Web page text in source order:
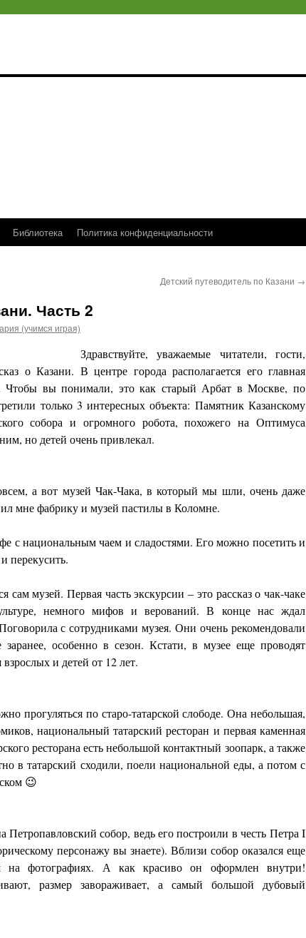
Библиотека Политика конфиденциальности
Детский путеводитель по Казани →
Часть 2
(учимся играя)
Здравствуйте, уважаемые читатели, гости,
о Казани. В центре города располагается его главная
Чтобы вы понимали, это как старый Арбат в Москве, по
только 3 интересных объекта: Памятник Казанскому
собора и огромного робота, похожего на Оптимуса
но детей очень привлекал.
а вот музей Чак-Чака, в который мы шли, очень даже
мне фабрику и музей пастилы в Коломне.
с национальным чаем и сладостями. Его можно посетить и
перекусить.
сам музей. Первая часть экскурсии – это рассказ о чак-чаке
немного мифов и верований. В конце нас ждал
с сотрудниками музея. Они очень рекомендовали
заранее, особенно в сезон. Кстати, в музее еще проводят
и детей от 12 лет.
прогуляться по старо-татарской слободе. Она небольшая,
национальный татарский ресторан и первая каменная
ресторана есть небольшой контактный зоопарк, а также
в татарский сходили, поели национальной еды, а потом с
😉
Петропавловский собор, ведь его построили в честь Петра I
персонажу вы знаете). Вблизи собор оказался еще
на фотографиях. А как красиво он оформлен внутри!
размер завораживает, а самый большой дубовый